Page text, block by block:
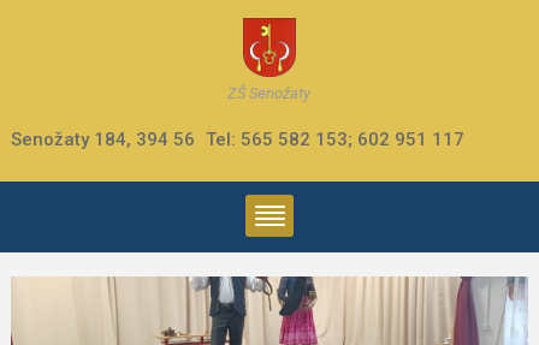
ZŠ Senožaty
Senožaty 184, 394 56 Tel: 565 582 153; 602 951 117